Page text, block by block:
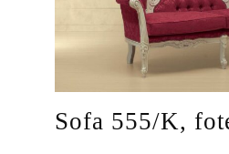
Sofa 555/K,